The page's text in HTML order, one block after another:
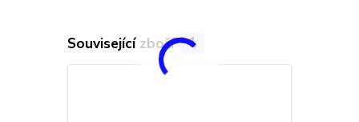
Související zboží 1